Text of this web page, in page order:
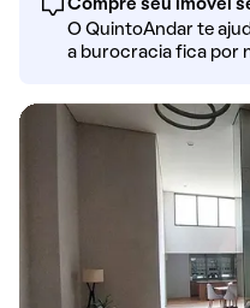
Compre seu imóvel
O QuintoAndar te
a burocracia fica por